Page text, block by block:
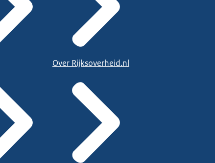
Over Rijksoverheid.nl